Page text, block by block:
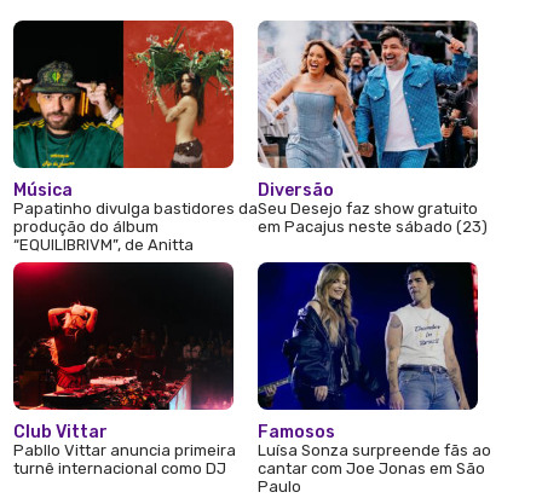
Música
Papatinho divulga bastidores da
produção do álbum
“EQUILIBRIVM”, de Anitta
Club Vittar
Pabllo Vittar anuncia primeira
turnê internacional como DJ
Diversão
Seu Desejo faz show gratuito
em Pacajus neste sábado (23)
Famosos
Luísa Sonza surpreende fãs ao
cantar com Joe Jonas em São
Paulo